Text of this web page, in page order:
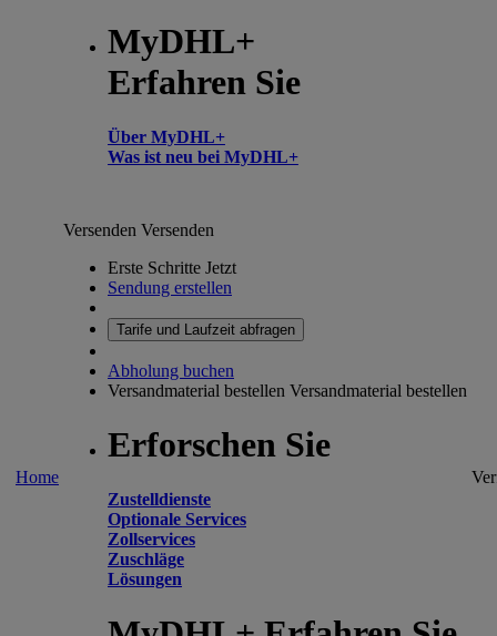
MyDHL+
Erfahren Sie
Über MyDHL+
Was ist neu bei MyDHL+
Home
Versenden Versenden
Erste Schritte Jetzt
Sendung erstellen
Tarife und Laufzeit abfragen
Abholung buchen
Versandmaterial bestellen Versandmaterial bestellen
Erforschen Sie
Zustelldienste
Optionale Services
Zollservices
Zuschläge
Lösungen